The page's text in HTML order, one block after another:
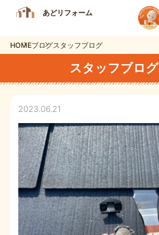
あどリフォーム
HOMEブログスタッフブログ
スタッフブログ
2023.06.21